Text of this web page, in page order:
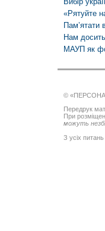
«Рятуйте
Пам’ятати
Нам досить
МАУП як
©
Передрук
При
можуть
З усіх